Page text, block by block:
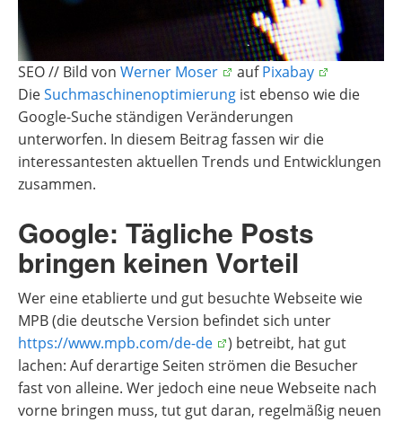
SEO // Bild von Werner Moser aufPixabay
DieSuchmaschinenoptimierung ist ebenso wie die
Google-Suche ständigen Veränderungen
unterworfen. In diesem Beitrag fassen wir die
interessantesten aktuellen Trends und Entwicklungen
zusammen.
Google: Tägliche Posts
bringen keinen Vorteil
Wer eine etablierte und gut besuchte Webseite wie
MPB (die deutsche Version befindet sich unter
https://www.mpb.com/de-de
) betreibt, hat gut
lachen: Auf derartige Seiten strömen die Besucher
fast von alleine. Wer jedoch eine neue Webseite nach
vorne bringen muss, tut gut daran, regelmäßig neuen